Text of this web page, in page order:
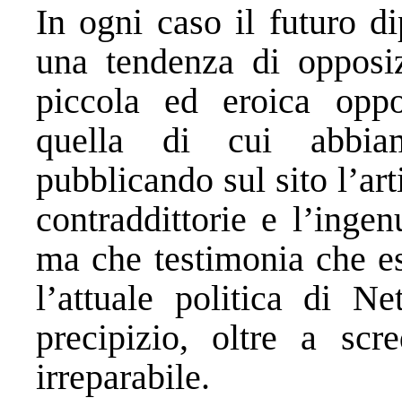
In ogni caso il futuro
una tendenza di
piccola ed eroica
quella di cui
pubblicando sul sito
contraddittorie e
ma che testimonia che
l’attuale politica di
precipizio, oltre a
irreparabile.